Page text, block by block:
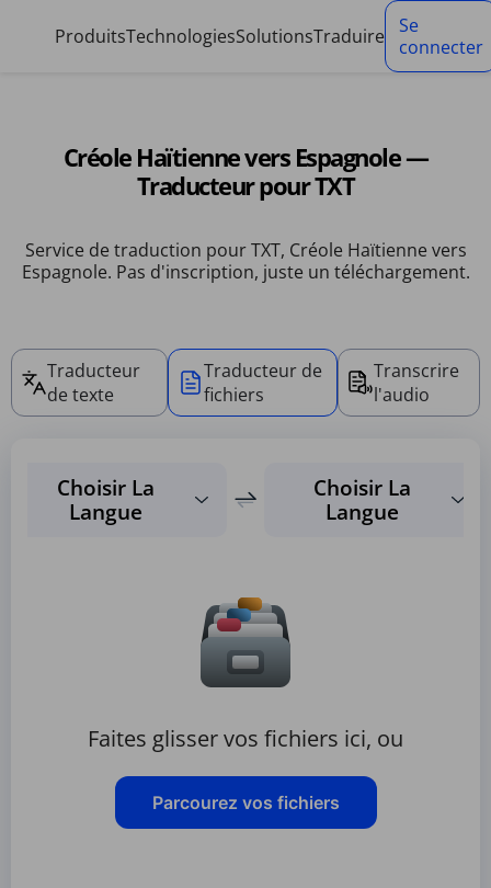
ProduitsTechnologiesSolutionsTraduire
Se
connecter
Créole Haïtienne vers Espagnole —
Traducteur pour TXT
Service de traduction pour TXT, Créole Haïtienne vers
Espagnole. Pas d'inscription, juste un téléchargement.
Traducteur
de texte
Traducteur de
fichiers
Transcrire
l'audio
Choisir La
Langue
Choisir La
Langue
Faites glisser vos fichiers ici, ou
Parcourez vos fichiers